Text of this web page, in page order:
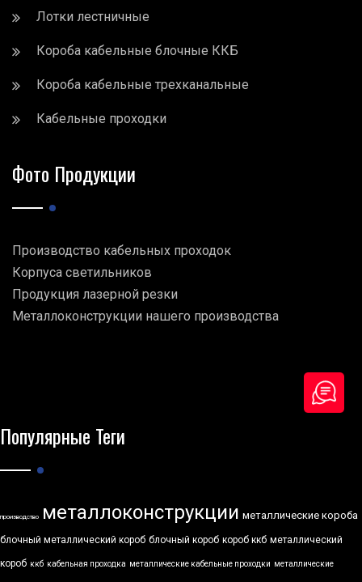
Лотки лестничные
Короба кабельные блочные ККБ
Короба кабельные трехканальные
Кабельные проходки
Фото Продукции
Производство кабельных проходок
Корпуса светильников
Продукция лазерной резки
Металлоконструкции нашего производства
Популярные Теги
производство металлоконструкции металлические короба
блочный металлический короб блочный короб короб ккб металлический
короб ккб кабельная проходка металлические кабельные проходки металлические